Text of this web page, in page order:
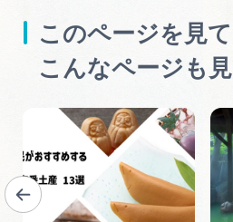
このページを見て
こんなページも